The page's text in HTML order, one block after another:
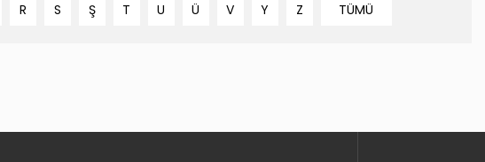
R S Ş T U Ü V Y Z TÜMÜ